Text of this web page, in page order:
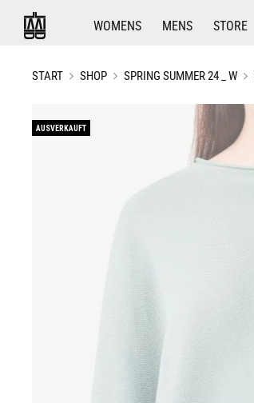
WOMENS MENS STORE
START SHOP SPRING SUMMER 24 _ W
AUSVERKAUFT